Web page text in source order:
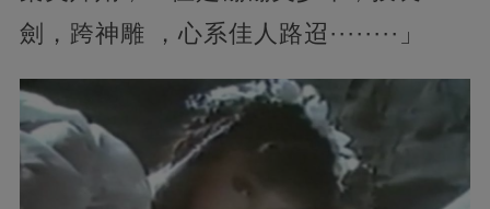
劍，跨神雕 ，心系佳人路迢········」